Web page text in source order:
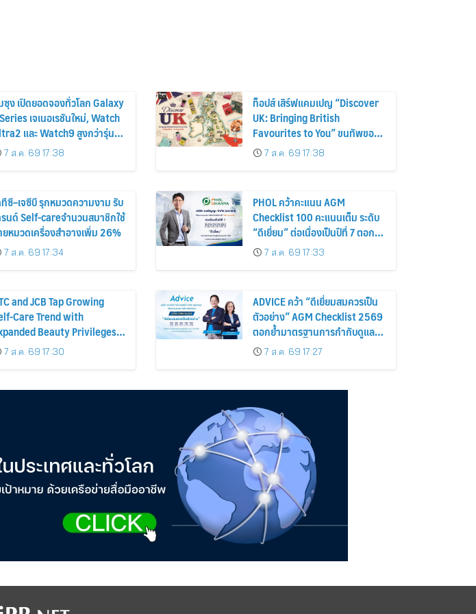
ง เปิดยอดจองทั่วโลก Galaxy
เจเนอเรชันใหม่, Watch
และ Watch9 สูงกว่ารุ่น
นหน้ากว่า 30%
7 ส.ค. 69 17:38
ท็อปส์ เสิร์ฟแคมเปญ “Discover
UK: Bringing British
Favourites to You” ขนทัพของ
อร่อยและไอเท็มฮิตจากสหราช
อาณาจักร ส่งตรงถึงมือตั้งแต่วัน
7 ส.ค. 69 17:38
ทีซี–เจซีบี รุกหมวดความงาม รับ
รนด์ Self-careจำนวนสมาชิกใช้
หมวดเครื่องสำอางเพิ่ม 26%
7 ส.ค. 69 17:34
PHOL คว้าคะแนน AGM
Checklist 100 คะแนนเต็ม ระดับ
“ดีเยี่ยม” ต่อเนื่องเป็นปีที่ 7 ตอกย้ำ
การดำเนินธุรกิจตามหลักธรรมาภิ
บาล โปร่งใส สร้างความเชื่อมั่นผู้
7 ส.ค. 69 17:33
and JCB Tap Growing
Care Trend with
Beauty Privileges
of KTC JCB
Spending on
7 ส.ค. 69 17:30
ADVICE คว้า “ดีเยี่ยมสมควรเป็น
ตัวอย่าง” AGM Checklist 2569
ตอกย้ำมาตรฐานการกำกับดูแล
กิจการที่ดี
7 ส.ค. 69 17:27